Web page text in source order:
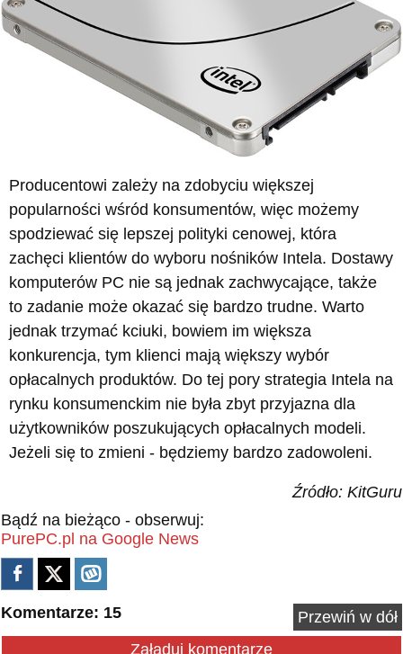
Producentowi zależy na zdobyciu większej
popularności wśród konsumentów, więc możemy
spodziewać się lepszej polityki cenowej, która
zachęci klientów do wyboru nośników Intela. Dostawy
komputerów PC nie są jednak zachwycające, także
to zadanie może okazać się bardzo trudne. Warto
jednak trzymać kciuki, bowiem im większa
konkurencja, tym klienci mają większy wybór
opłacalnych produktów. Do tej pory strategia Intela na
rynku konsumenckim nie była zbyt przyjazna dla
użytkowników poszukujących opłacalnych modeli.
Jeżeli się to zmieni - będziemy bardzo zadowoleni.
Źródło: KitGuru
Bądź na bieżąco - obserwuj:
PurePC.pl na Google News
Komentarze: 15
Przewiń w dół
Załaduj komentarze